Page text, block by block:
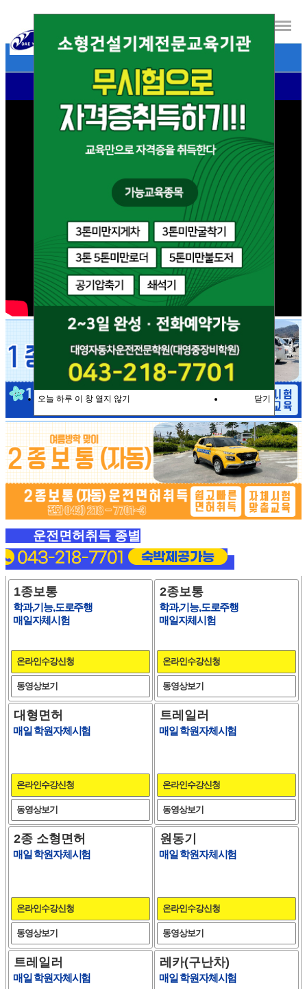
- 대영자동차운전전문학원 소개영상 -
운전면허취득 종별
1종보통
학과,기능,도로주행
매일자체시험
온라인수강신청
동영상보기
2종보통
학과,기능,도로주행
매일자체시험
온라인수강신청
동영상보기
대형면허
매일 학원자체시험
온라인수강신청
동영상보기
트레일러
매일 학원자체시험
온라인수강신청
동영상보기
2종 소형면허
매일 학원자체시험
온라인수강신청
동영상보기
원동기
매일 학원자체시험
온라인수강신청
동영상보기
트레일러
매일 학원자체시험
레카(구난차)
매일 학원자체시험
오늘 하루 이 창 열지 않기 닫기